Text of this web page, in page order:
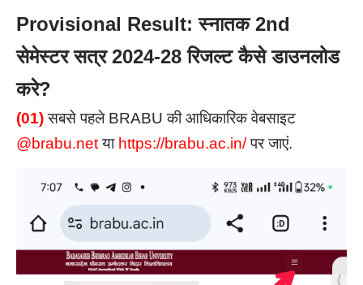
Provisional Result: स्नातक 2nd
सेमेस्टर सत्र 2024-28 रिजल्ट कैसे डाउनलोड
करे?
(01) सबसे पहले BRABU की आधिकारिक वेबसाइट
@brabu.netया https://brabu.ac.in/पर जाएं.